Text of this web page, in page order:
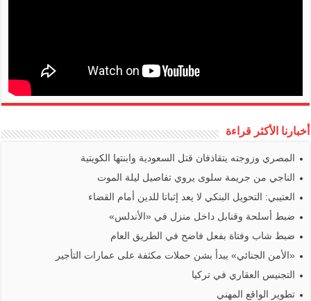
أخبارنا الأكثر قراءة
المصري وزوجته يتقاذفان قتل السعودية وابنتها الكويتية
الناجي من جريمة سلوى يروي تفاصيل ليلة الموت
العتيبي: التحويل البنكي لا يعد إثباتا للدين أمام القضاء
ضبط أسلحة وقنابل داخل منزل في «الأندلس»
ضبط شاب وفتاة بفعل فاضح في الطريق العام
«الأمن الجنائي» يبدأ بشن حملات مكثفة على عمارات التأجير
التجنيس العقاري في تركيا
تطوير الواقع المهني